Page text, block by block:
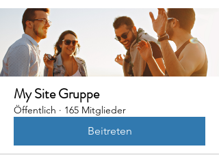
My Site Gruppe
Öffentlich · 165 Mitglieder
Beitreten